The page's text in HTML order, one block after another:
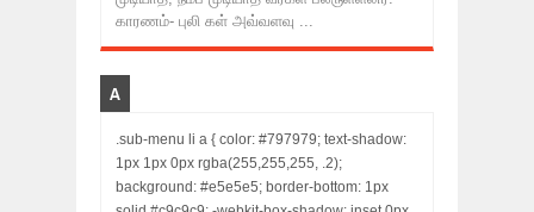
காரணம்- புலி கள் அவ்வளவு ...
A
.sub-menu li a { color: #797979; text-shadow:
1px 1px 0px rgba(255,255,255, .2);
background: #e5e5e5; border-bottom: 1px